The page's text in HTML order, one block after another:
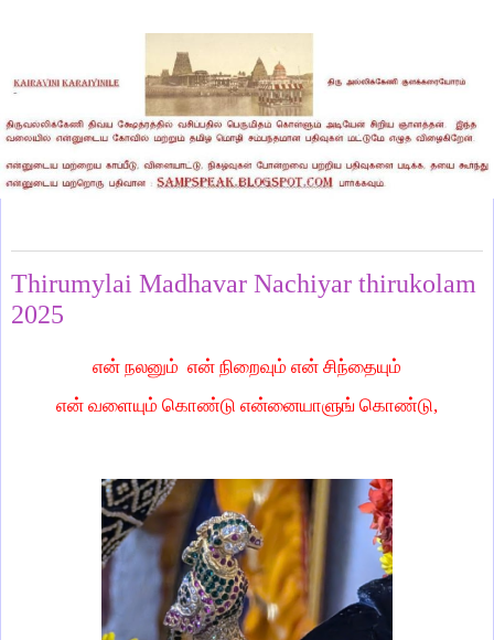
Thirumylai Madhavar Nachiyar thirukolam
2025
என் நலனும் என் நிறைவும் என் சிந்தையும்
என் வளையும் கொண்டு என்னையாளுங் கொண்டு,